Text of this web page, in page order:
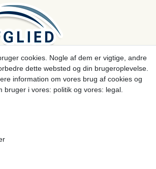
cookies. Nogle af dem er vigtige, andre
dette websted og din brugeroplevelse.
information om vores brug af cookies og
bruger i vores: politik og vores: legal.